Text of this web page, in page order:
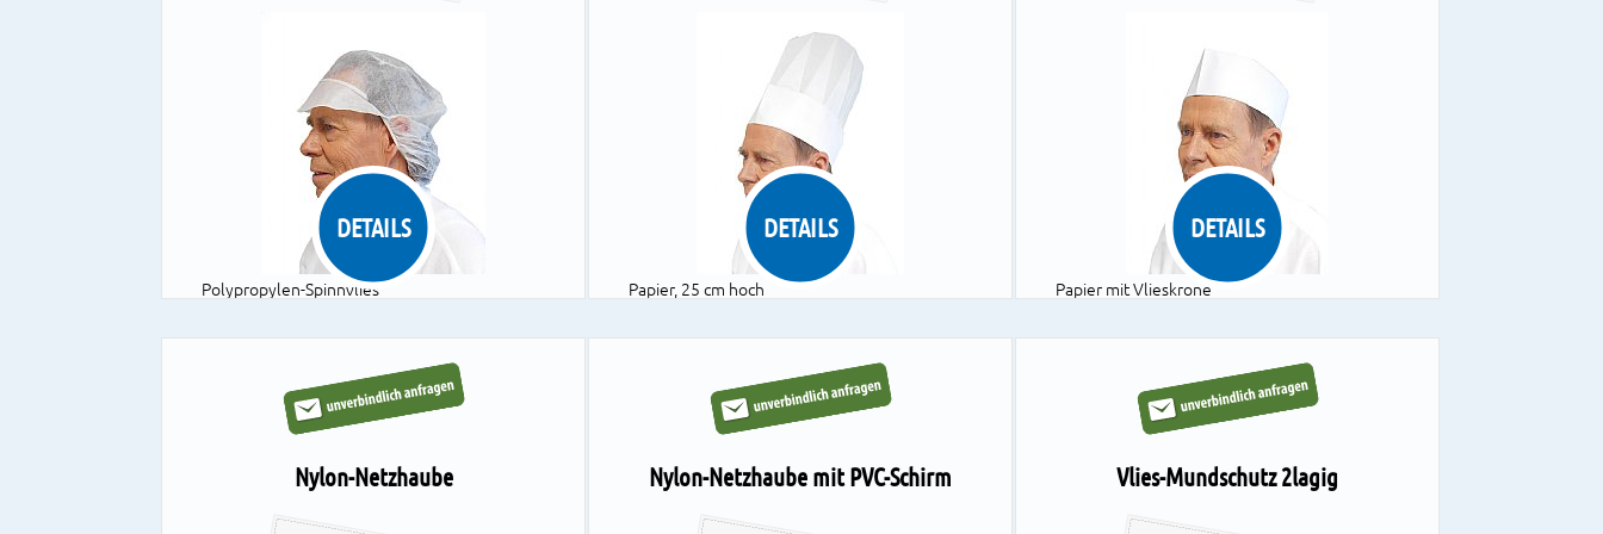
Polypropylen-Spinnvlies
Größen: M, L
1 VE = 10 Dispenser à 100 Stück
DETAILS
Papier, 25 cm hoch
Größe verstellbar
1 VE = 25 Beutel à 10 Stück
DETAILS
Papier mit Vlieskrone
Farben: weiß, mit blauem od. rotem Streifen
1 VE = 10 Boxen à 100 Stück
DETAILS
Nylon-Netzhaube Nylon-Netzhaube mit PVC-Schirm Vlies-Mundschutz 2lagig